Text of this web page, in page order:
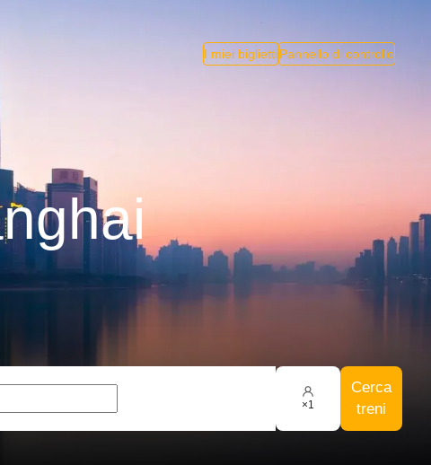
I miei bigliettiPannello di controllo
×1
Cerca
treni